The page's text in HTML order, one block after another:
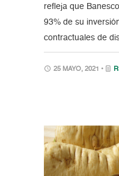
refleja que
93% de su
contractuales de
25 MAYO, 2021 •